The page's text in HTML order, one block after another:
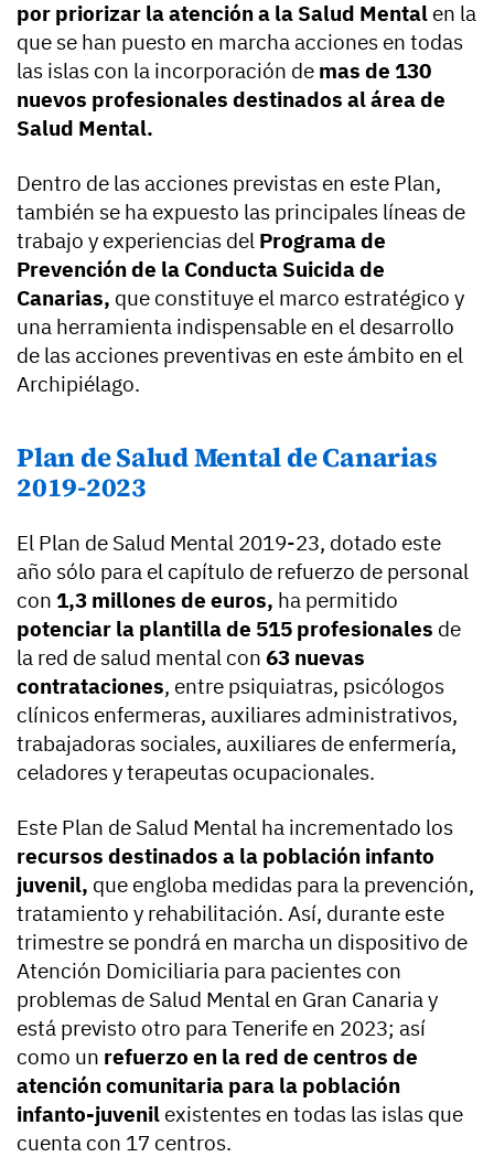
por priorizar la atención a la Salud Mental en la
que se han puesto en marcha acciones en todas
las islas con la incorporación de mas de 130
nuevos profesionales destinados al área de
Salud Mental.
Dentro de las acciones previstas en este Plan,
también se ha expuesto las principales líneas de
trabajo y experiencias del Programa de
Prevención de la Conducta Suicida de
Canarias, que constituye el marco estratégico y
una herramienta indispensable en el desarrollo
de las acciones preventivas en este ámbito en el
Archipiélago.
Plan de Salud Mental de Canarias
2019-2023
El Plan de Salud Mental 2019-23, dotado este
año sólo para el capítulo de refuerzo de personal
con 1,3 millones de euros, ha permitido
potenciar la plantilla de 515 profesionales de
la red de salud mental con 63 nuevas
contrataciones, entre psiquiatras, psicólogos
clínicos enfermeras, auxiliares administrativos,
trabajadoras sociales, auxiliares de enfermería,
celadores y terapeutas ocupacionales.
Este Plan de Salud Mental ha incrementado los
recursos destinados a la población infanto
juvenil, que engloba medidas para la prevención,
tratamiento y rehabilitación. Así, durante este
trimestre se pondrá en marcha un dispositivo de
Atención Domiciliaria para pacientes con
problemas de Salud Mental en Gran Canaria y
está previsto otro para Tenerife en 2023; así
como un refuerzo en la red de centros de
atención comunitaria para la población
infanto-juvenil existentes en todas las islas que
cuenta con 17 centros.